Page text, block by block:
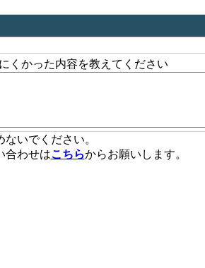
くかった内容を教えてください
いでください。
合わせはこちらからお願いします。